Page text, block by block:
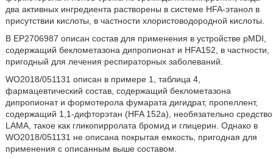
два активных ингредиента растворены в системе HFA-этанол в
присутствии кислоты, в частности хлористоводородной кислоты.
В EP2706987 описан состав для применения в устройстве pMDI,
содержащий беклометазона дипропионат и HFA152, в частности,
пригодный для лечения респираторных заболеваний.
WO2018/051131 описан в примере 1, таблица 4,
фармацевтический состав, содержащий беклометазона
дипропионат и формотерола фумарата дигидрат, пропеллент,
содержащий 1,1-дифторэтан (HFA 152a), необязательно средство
LAMA, такое как гликопирролата бромид и глицерин. Однако в
WO2018/051131 не описана покрытая емкость, пригодная для
применения с описанным выше составом.